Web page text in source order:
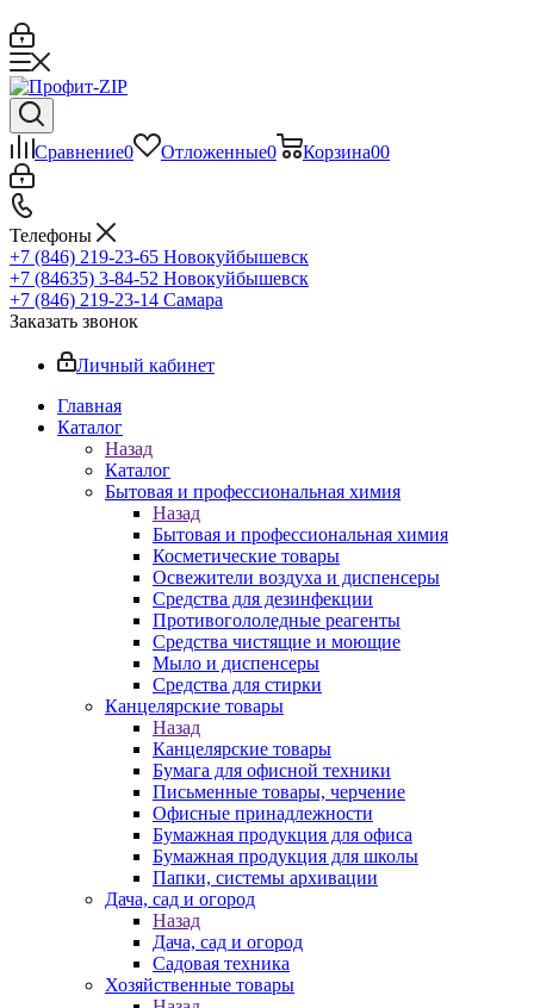
Сравнение0 Отложенные0 Корзина00
Телефоны
+7 (846) 219-23-65 Новокуйбышевск
+7 (84635) 3-84-52 Новокуйбышевск
+7 (846) 219-23-14 Самара
Заказать звонок
Личный кабинет
Главная
Каталог
Назад
Каталог
Бытовая и профессиональная химия
Назад
Бытовая и профессиональная химия
Косметические товары
Освежители воздуха и диспенсеры
Средства для дезинфекции
Противогололедные реагенты
Средства чистящие и моющие
Мыло и диспенсеры
Средства для стирки
Канцелярские товары
Назад
Канцелярские товары
Бумага для офисной техники
Письменные товары, черчение
Офисные принадлежности
Бумажная продукция для офиса
Бумажная продукция для школы
Папки, системы архивации
Дача, сад и огород
Назад
Дача, сад и огород
Садовая техника
Хозяйственные товары